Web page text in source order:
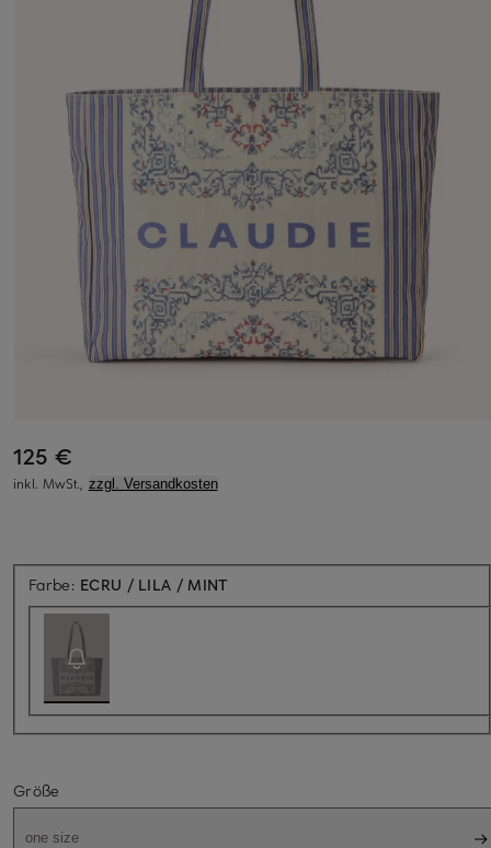
125 €
inkl. MwSt., zzgl. Versandkosten
Farbe: ECRU / LILA / MINT
Größe
one size